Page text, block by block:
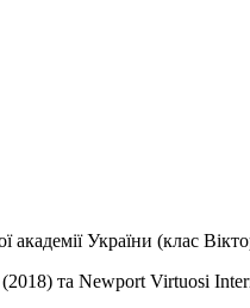
України (клас
та Newport Virtuosi